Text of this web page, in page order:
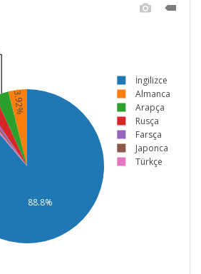
88.8%
3.92%
İngilizce
Almanca
Arapça
Rusça
Farsça
Japonca
Türkçe